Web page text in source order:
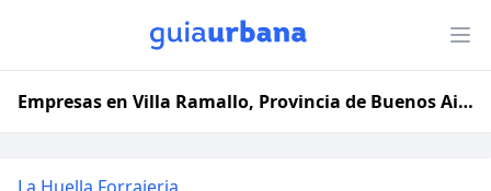
Empresas en Villa Ramallo, Provincia de Buenos Aires